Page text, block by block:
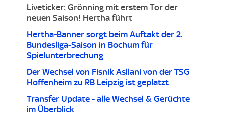
Liveticker: Grönning mit erstem Tor der
neuen Saison! Hertha führt
Hertha-Banner sorgt beim Auftakt der 2.
Bundesliga-Saison in Bochum für
Spielunterbrechung
Der Wechsel von Fisnik Asllani von der TSG
Hoffenheim zu RB Leipzig ist geplatzt
Transfer Update - alle Wechsel & Gerüchte
im Überblick